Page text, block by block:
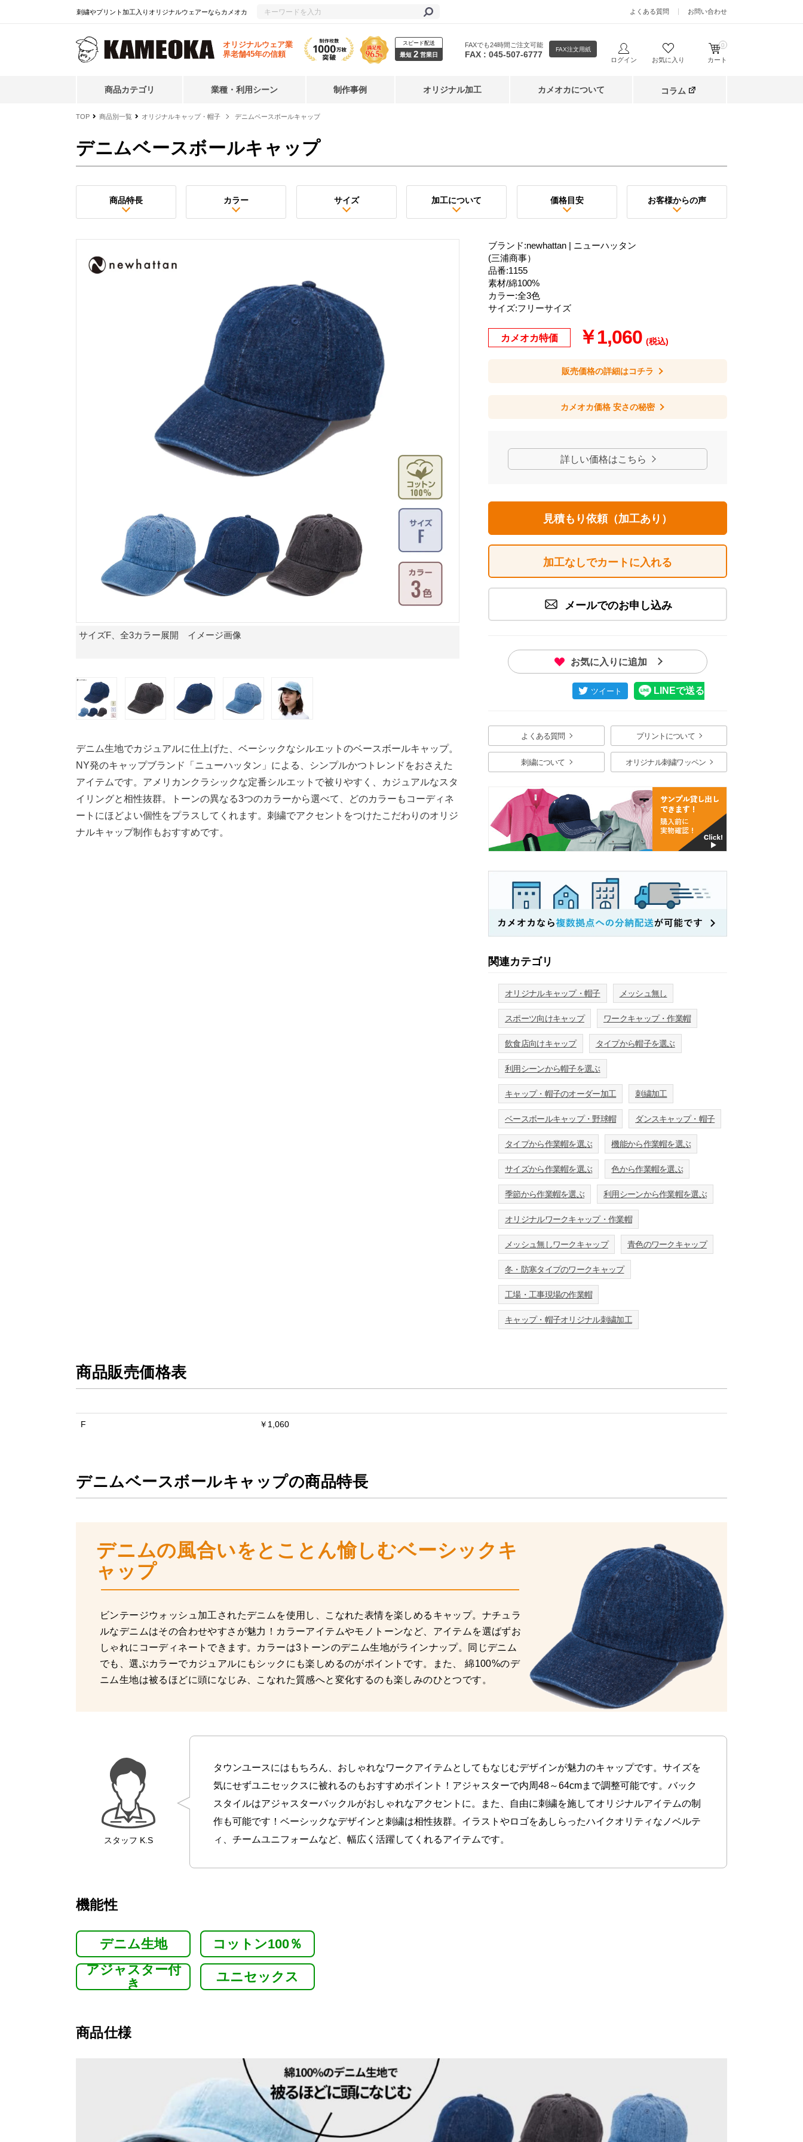
刺繍やプリント加工入りオリジナルウェアーならカメオカ よくある質問 お問い合わせ
オリジナルウェア業
界老舗45年の信頼
スピード配送
最短 2 営業日
FAXでも24時間ご注文可能
FAX : 045-507-6777 FAX注文用紙
ログイン お気に入り カート
0
商品カテゴリ 業種・利用シーン 制作事例 オリジナル加工 カメオカについて コラム
TOP 商品別一覧 オリジナルキャップ・帽子 デニムベースボールキャップ
デニムベースボールキャップ
商品特長 カラー サイズ 加工について 価格目安 お客様からの声
サイズF、全3カラー展開 イメージ画像
デニム生地でカジュアルに仕上げた、ベーシックなシルエットのベースボールキャップ。
NY発のキャップブランド「ニューハッタン」による、シンプルかつトレンドをおさえた
アイテムです。アメリカンクラシックな定番シルエットで被りやすく、カジュアルなスタ
イリングと相性抜群。トーンの異なる3つのカラーから選べて、どのカラーもコーディネ
ートにほどよい個性をプラスしてくれます。刺繍でアクセントをつけたこだわりのオリジ
ナルキャップ制作もおすすめです。
ブランド:newhattan | ニューハッタン
(三浦商事）
品番:1155
素材/綿100%
カラー:全3色
サイズ:フリーサイズ
カメオカ特価 ￥1,060 (税込)
販売価格の詳細はコチラ
カメオカ価格 安さの秘密
詳しい価格はこちら
見積もり依頼（加工あり）
加工なしでカートに入れる
メールでのお申し込み
お気に入りに追加
よくある質問 プリントについて
刺繍について オリジナル刺繍ワッペン
関連カテゴリ
オリジナルキャップ・帽子 メッシュ無し
スポーツ向けキャップ ワークキャップ・作業帽
飲食店向けキャップ タイプから帽子を選ぶ
利用シーンから帽子を選ぶ
キャップ・帽子のオーダー加工 刺繍加工
ベースボールキャップ・野球帽 ダンスキャップ・帽子
タイプから作業帽を選ぶ 機能から作業帽を選ぶ
サイズから作業帽を選ぶ 色から作業帽を選ぶ
季節から作業帽を選ぶ 利用シーンから作業帽を選ぶ
オリジナルワークキャップ・作業帽
メッシュ無しワークキャップ 青色のワークキャップ
冬・防寒タイプのワークキャップ
工場・工事現場の作業帽
キャップ・帽子オリジナル刺繍加工
商品販売価格表
F ￥1,060
デニムベースボールキャップの商品特長
デニムの風合いをとことん愉しむベーシックキ
ャップ
ビンテージウォッシュ加工されたデニムを使用し、こなれた表情を楽しめるキャップ。ナチュラ
ルなデニムはその合わせやすさが魅力！カラーアイテムやモノトーンなど、アイテムを選ばずお
しゃれにコーディネートできます。カラーは3トーンのデニム生地がラインナップ。同じデニム
でも、選ぶカラーでカジュアルにもシックにも楽しめるのがポイントです。また、 綿100%のデ
ニム生地は被るほどに頭になじみ、こなれた質感へと変化するのも楽しみのひとつです。
スタッフ K.S
タウンユースにはもちろん、おしゃれなワークアイテムとしてもなじむデザインが魅力のキャップです。サイズを
気にせずユニセックスに被れるのもおすすめポイント！アジャスターで内周48～64cmまで調整可能です。バック
スタイルはアジャスターバックルがおしゃれなアクセントに。また、自由に刺繍を施してオリジナルアイテムの制
作も可能です！ベーシックなデザインと刺繍は相性抜群。イラストやロゴをあしらったハイクオリティなノベルテ
ィ、チームユニフォームなど、幅広く活躍してくれるアイテムです。
機能性
デニム生地
コットン100％
アジャスター付
き
ユニセックス
商品仕様